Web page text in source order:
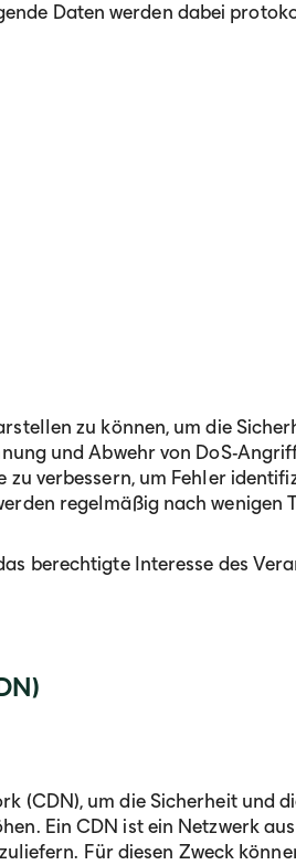
Daten werden dabei
zu können, um die
und Abwehr von DoS-
verbessern, um Fehler
regelmäßig nach wenigen
berechtigte Interesse des
(CDN), um die Sicherheit und
Ein CDN ist ein Netzwerk
Für diesen Zweck